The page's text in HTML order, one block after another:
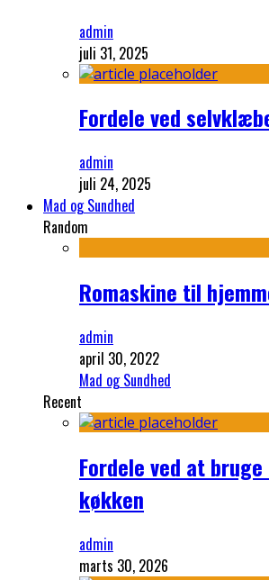
admin
juli 31, 2025
Fordele ved
admin
juli 24, 2025
Mad og Sundhed
Random
Romaskine til
admin
april 30, 2022
Mad og Sundhed
Recent
Fordele ved at
køkken
admin
marts 30, 2026